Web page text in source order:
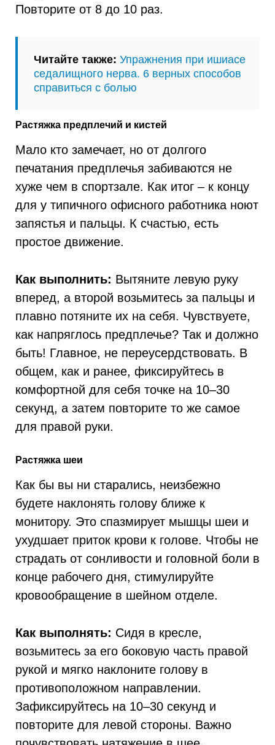
Повторите от 8 до 10 раз.
Читайте также: Упражнения при ишиасе
седалищного нерва. 6 верных способов
справиться с болью
Растяжка предплечий и кистей
Мало кто замечает, но от долгого
печатания предплечья забиваются не
хуже чем в спортзале. Как итог – к концу
для у типичного офисного работника ноют
запястья и пальцы. К счастью, есть
простое движение.
Как выполнить: Вытяните левую руку
вперед, а второй возьмитесь за пальцы и
плавно потяните их на себя. Чувствуете,
как напряглось предплечье? Так и должно
быть! Главное, не переусердствовать. В
общем, как и ранее, фиксируйтесь в
комфортной для себя точке на 10–30
секунд, а затем повторите то же самое
для правой руки.
Растяжка шеи
Как бы вы ни старались, неизбежно
будете наклонять голову ближе к
монитору. Это спазмирует мышцы шеи и
ухудшает приток крови к голове. Чтобы не
страдать от сонливости и головной боли в
конце рабочего дня, стимулируйте
кровообращение в шейном отделе.
Как выполнять: Сидя в кресле,
возьмитесь за его боковую часть правой
рукой и мягко наклоните голову в
противоположном направлении.
Зафиксируйтесь на 10–30 секунд и
повторите для левой стороны. Важно